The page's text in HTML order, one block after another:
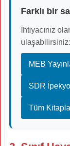
Farklı bir
İhtiyacınız
ulaşabilirsiniz:
MEB
SDR
Tüm